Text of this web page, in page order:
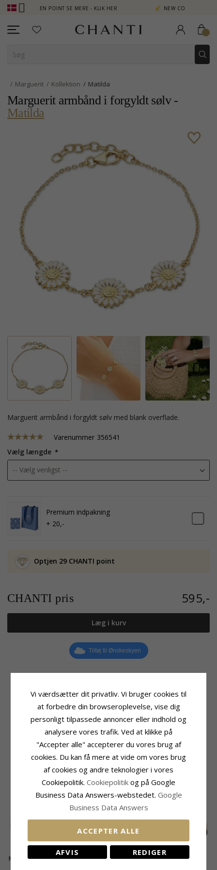
POINT SE MERE - KLIK HER NEW COLLECTION | AURA
Marguerit Kollektion Matilda
Marguerit armbånd i forgyldt sølv -
Matilda
marguerit armbånd i forgyldt sølv med blank overflade.
Varenummer 356541
Vælg længde
Premium indpakning
+ 20,-
Optjen 29 CHANTI point
CHANTI pris 595,-
Læg i kurv
Tilføj til Ønskeskyen
Produktinformation
Marguerit
Armbånd
Ædelmetal:Forgyldt Sølv
Kollektion:Matilda
Overflade:Blank
Fatning
Diameter:9,9 mm
Dybde:2,0 mm
RELATEREDE PRODUKTER
Marguerit armbånd i
Marguerit perle
11 mm marguerit
Vi værdsætter dit privatliv. Vi bruger cookies til
at forbedre din browseroplevelse, vise dig
personligt tilpassede annoncer eller indhold og
analysere vores trafik. Ved at klikke på
"Accepter alle" accepterer du vores brug af
cookies. Du kan få mere at vide om vores brug
af cookies og andre teknologier i vores
Cookiepolitik. Cookiepolitik og på Google
Business Data Answers-webstedet. Google
Business Data Answers
ACCEPTER ALLE
AFVIS REDIGER